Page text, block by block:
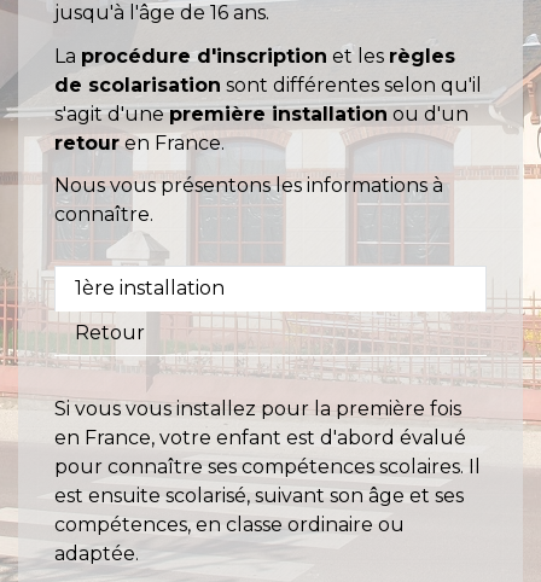
jusqu'à l'âge de 16 ans.
La procédure d'inscription et les règles
de scolarisation sont différentes selon qu'il
s'agit d'unepremière installation ou d'un
retour en France.
Nous vous présentons les informations à
connaître.
1ère installation
Retour
Si vous vous installez pour la première fois
en France, votre enfant est d'abord évalué
pour connaître ses compétences scolaires. Il
est ensuite scolarisé, suivant son âge et ses
compétences, en classe ordinaire ou
adaptée.